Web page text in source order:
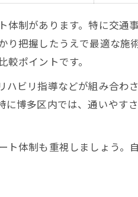
評判を参考にする方法
必要な準備とは
療を始める際の注意点
ポイント徹底解説
用可否一覧表
療の進め方解説
受ける際の保険活用術
円滑に進める秘訣
制があります。特に交通
把握したうえで最適な施
ポイントです。
ビリ指導などが組み合わ
博多区内では、通いやす
体制も重視しましょう。